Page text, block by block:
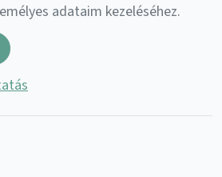
adataim kezeléséhez.